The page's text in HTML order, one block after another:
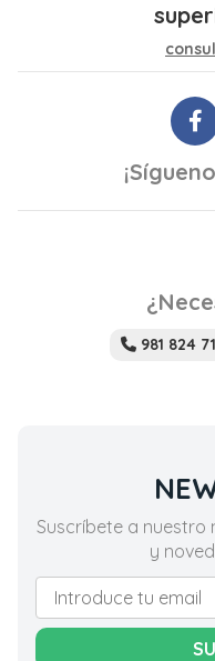
981 824
Suscríbete a
y